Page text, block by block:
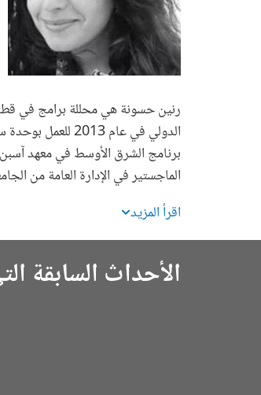
رنين حسونة هي محللة برامج في
الدولي في عام
برنامج الشرق الأوسط في معهد
الماجستير في الإدارة العامة من
اقرأ المزيد
الأحداث السابقة